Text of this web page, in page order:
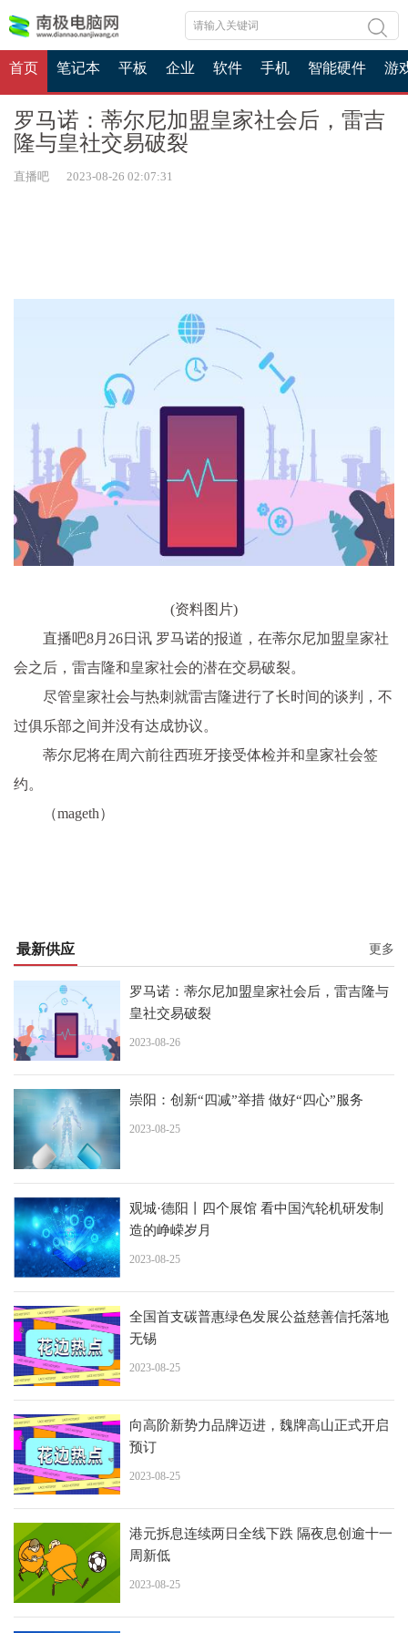
首页 笔记本 平板 企业 软件 手机 智能硬件 游
罗马诺：蒂尔尼加盟皇家社会后，雷吉
隆与皇社交易破裂
直播吧 2023-08-26 02:07:31
(资料图片)
直播吧8月26日讯 罗马诺的报道，在蒂尔尼加盟皇家社
会之后，雷吉隆和皇家社会的潜在交易破裂。
尽管皇家社会与热刺就雷吉隆进行了长时间的谈判，不
过俱乐部之间并没有达成协议。
蒂尔尼将在周六前往西班牙接受体检并和皇家社会签
约。
（mageth）
最新供应 更多
罗马诺：蒂尔尼加盟皇家社会后，雷吉隆与
皇社交易破裂
2023-08-26
崇阳：创新“四减”举措 做好“四心”服务
2023-08-25
观城·德阳丨四个展馆 看中国汽轮机研发制
造的峥嵘岁月
2023-08-25
全国首支碳普惠绿色发展公益慈善信托落地
无锡
2023-08-25
向高阶新势力品牌迈进，魏牌高山正式开启
预订
2023-08-25
港元拆息连续两日全线下跌 隔夜息创逾十一
周新低
2023-08-25